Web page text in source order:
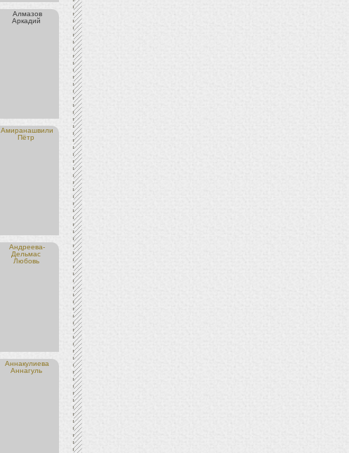
Алмазов
Аркадий
Амиранашвили
Пётр
Андреева-
Дельмас
Любовь
Аннакулиева
Аннагуль